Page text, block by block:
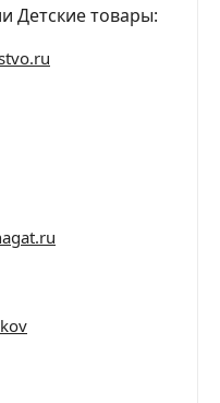
Детские товары: